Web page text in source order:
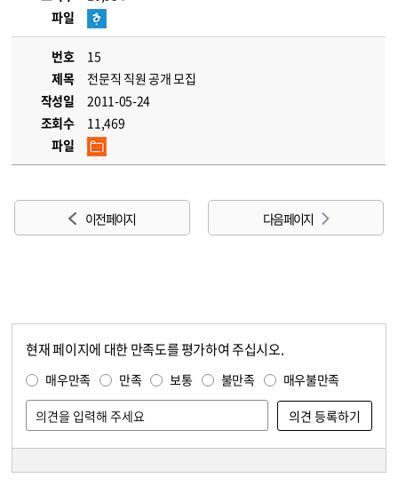
파일
번호
15
제목
전문직 직원 공개 모집
작성일
2011-05-24
조회수
11,469
파일
이전 페이지 다음 페이지
현재 페이지에 대한 만족도를 평가하여 주십시오.
매우만족 만족 보통 불만족 매우불만족